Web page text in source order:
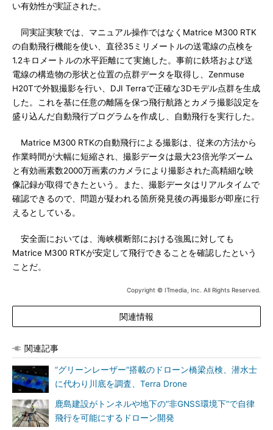
い有効性が実証された。
同実証実験では、マニュアル操作ではなくMatrice M300 RTK
の自動飛行機能を使い、直径35ミリメートルの送電線の点検を
1.2キロメートルの水平距離にて実施した。事前に鉄塔および送
電線の構造物の形状と位置の点群データを取得し、Zenmuse
H20Tで外観撮影を行い、DJI Terraで正確な3Dモデル点群を生成
した。これを基に任意の離隔を保つ飛行航路とカメラ撮影設定を
盛り込んだ自動飛行プログラムを作成し、自動飛行を実行した。
Matrice M300 RTKの自動飛行による撮影は、従来の方法から
作業時間が大幅に短縮され、撮影データは最大23倍光学ズーム
と有効画素数2000万画素のカメラにより撮影された高精細な映
像記録が取得できたという。また、撮影データはリアルタイムで
確認できるので、問題が疑われる箇所発見後の再撮影が即座に行
えるとしている。
安全面においては、海峡横断部における強風に対しても
Matrice M300 RTKが安定して飛行できることを確認したという
ことだ。
Copyright © ITmedia, Inc. All Rights Reserved.
関連情報
関連記事
“グリーンレーザー”搭載のドローン橋梁点検、潜水士
に代わり川底を調査、Terra Drone
鹿島建設がトンネルや地下の“非GNSS環境下”で自律
飛行を可能にするドローン開発